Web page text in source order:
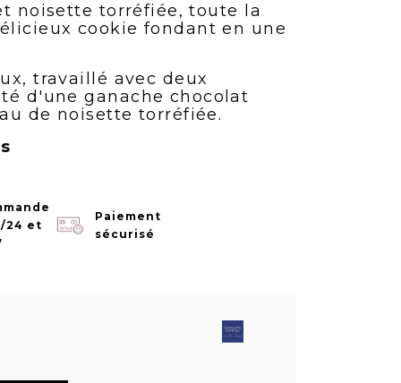
noisette torréfiée, toute la
cookie fondant en une
travaillé avec deux
d'une ganache chocolat
de noisette torréfiée.
24 et
Paiement
sécurisé